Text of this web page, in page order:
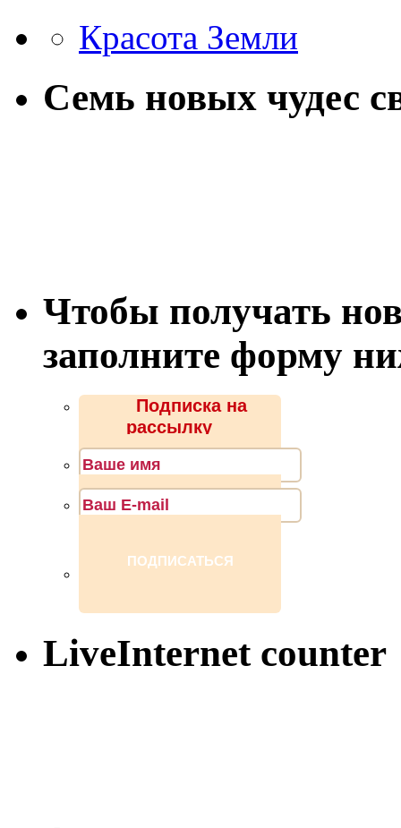
Красота Земли
Семь новых чудес
Чтобы получать
заполните форму
Подписка на
рассылку
LiveInternet counter